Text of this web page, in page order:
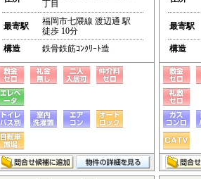
丁目
最寄駅
福岡市七隈線 渡辺通 駅
徒歩 10分
構造
鉄骨鉄筋ｺﾝｸﾘｰﾄ造
最寄駅
構造